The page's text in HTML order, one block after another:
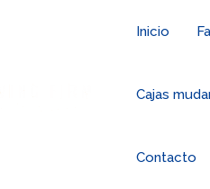
Inicio
Cajas
Contacto